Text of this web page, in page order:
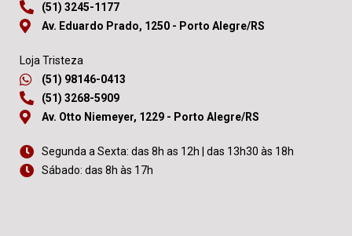
(51) 3245-1177
Av. Eduardo Prado, 1250 - Porto Alegre/RS
Loja Tristeza
(51) 98146-0413
(51) 3268-5909
Av. Otto Niemeyer, 1229 - Porto Alegre/RS
Segunda a Sexta: das 8h as 12h | das 13h30 às 18h
Sábado: das 8h às 17h